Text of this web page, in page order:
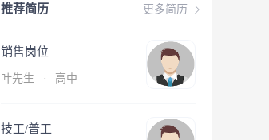
更多简历
推荐简历
销售岗位
叶先生 · 高中
技工/普工